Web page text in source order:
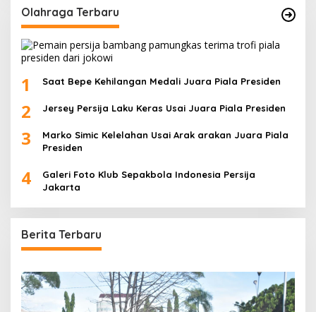
Olahraga Terbaru
1 Saat Bepe Kehilangan Medali Juara Piala Presiden
2 Jersey Persija Laku Keras Usai Juara Piala Presiden
3
Marko Simic Kelelahan Usai Arak arakan Juara Piala
Presiden
4
Galeri Foto Klub Sepakbola Indonesia Persija
Jakarta
Berita Terbaru